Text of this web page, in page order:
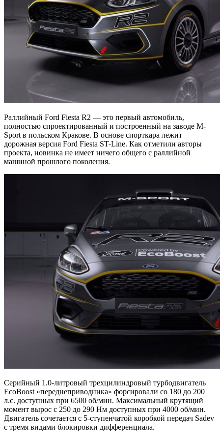
Раллийный Ford Fiesta R2 — это первый автомобиль,
полностью спроектированный и построенный на заводе M-
Sport в польском Кракове. В основе спорткара лежит
дорожная версия Ford Fiesta ST-Line. Как отметили авторы
проекта, новинка не имеет ничего общего с раллийной
машиной прошлого поколения.
Серийный 1.0-литровый трехцилиндровый турбодвигатель
EcoBoost «переднеприводника» форсировали со 180 до 200
л.с. доступных при 6500 об/мин. Максимальный крутящий
момент вырос с 250 до 290 Нм доступных при 4000 об/мин.
Двигатель сочетается с 5-ступенчатой коробкой передач Sadev
с тремя видами блокировки дифференциала.